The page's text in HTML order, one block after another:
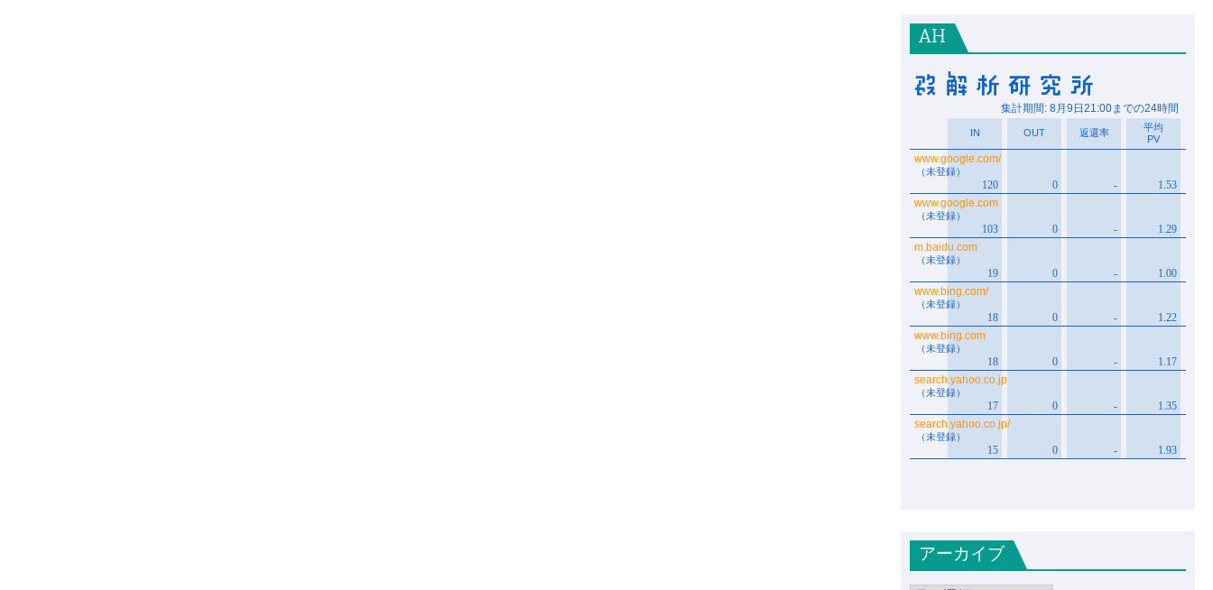
AH
アーカイブ